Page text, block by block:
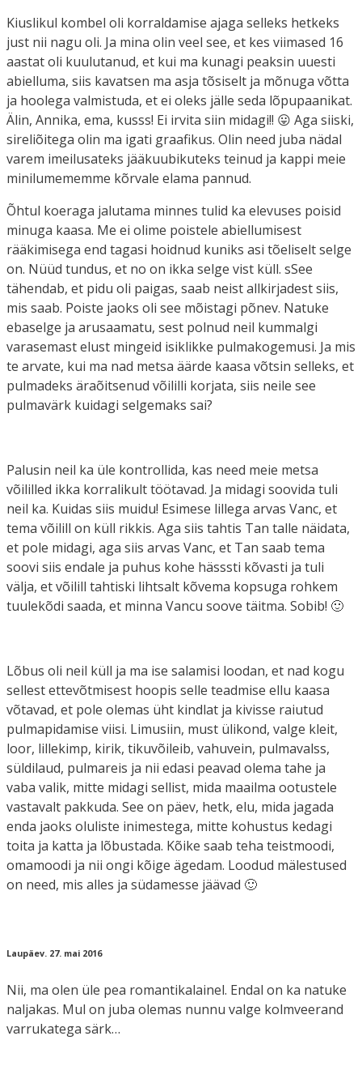
Kiuslikul kombel oli korraldamise ajaga selleks hetkeks
just nii nagu oli. Ja mina olin veel see, et kes viimased 16
aastat oli kuulutanud, et kui ma kunagi peaksin uuesti
abielluma, siis kavatsen ma asja tõsiselt ja mõnuga võtta
ja hoolega valmistuda, et ei oleks jälle seda lõpupaanikat.
Älin, Annika, ema, kusss! Ei irvita siin midagi!! 😛 Aga siiski,
sireliõitega olin ma igati graafikus. Olin need juba nädal
varem imeilusateks jääkuubikuteks teinud ja kappi meie
minilumememme kõrvale elama pannud.
Õhtul koeraga jalutama minnes tulid ka elevuses poisid
minuga kaasa. Me ei olime poistele abiellumisest
rääkimisega end tagasi hoidnud kuniks asi tõeliselt selge
on. Nüüd tundus, et no on ikka selge vist küll. sSee
tähendab, et pidu oli paigas, saab neist allkirjadest siis,
mis saab. Poiste jaoks oli see mõistagi põnev. Natuke
ebaselge ja arusaamatu, sest polnud neil kummalgi
varasemast elust mingeid isiklikke pulmakogemusi. Ja mis
te arvate, kui ma nad metsa äärde kaasa võtsin selleks, et
pulmadeks äraõitsenud võililli korjata, siis neile see
pulmavärk kuidagi selgemaks sai?
Palusin neil ka üle kontrollida, kas need meie metsa
võililled ikka korralikult töötavad. Ja midagi soovida tuli
neil ka. Kuidas siis muidu! Esimese lillega arvas Vanc, et
tema võilill on küll rikkis. Aga siis tahtis Tan talle näidata,
et pole midagi, aga siis arvas Vanc, et Tan saab tema
soovi siis endale ja puhus kohe hässsti kõvasti ja tuli
välja, et võilill tahtiski lihtsalt kõvema kopsuga rohkem
tuulekõdi saada, et minna Vancu soove täitma. Sobib! 🙂
Lõbus oli neil küll ja ma ise salamisi loodan, et nad kogu
sellest ettevõtmisest hoopis selle teadmise ellu kaasa
võtavad, et pole olemas üht kindlat ja kivisse raiutud
pulmapidamise viisi. Limusiin, must ülikond, valge kleit,
loor, lillekimp, kirik, tikuvõileib, vahuvein, pulmavalss,
süldilaud, pulmareis ja nii edasi peavad olema tahe ja
vaba valik, mitte midagi sellist, mida maailma ootustele
vastavalt pakkuda. See on päev, hetk, elu, mida jagada
enda jaoks oluliste inimestega, mitte kohustus kedagi
toita ja katta ja lõbustada. Kõike saab teha teistmoodi,
omamoodi ja nii ongi kõige ägedam. Loodud mälestused
on need, mis alles ja südamesse jäävad 🙂
Laupäev. 27. mai 2016
Nii, ma olen üle pea romantikalainel. Endal on ka natuke
naljakas. Mul on juba olemas nunnu valge kolmveerand
varrukatega särk…